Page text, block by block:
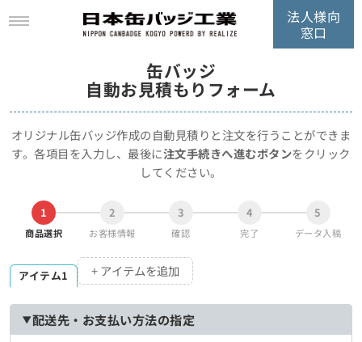
法人様向
窓口
缶バッジ
自動お見積もりフォーム
オリジナル缶バッジ作成の自動見積りと注文を行うことができま
す。各項目を入力し、最後に注文手続きへ進むボタンをクリック
してください。
1
商品選択
2
お客様情報
3
確認
4
完了
5
データ入稿
アイテム1 + アイテムを追加
配送先・お支払い方法の指定